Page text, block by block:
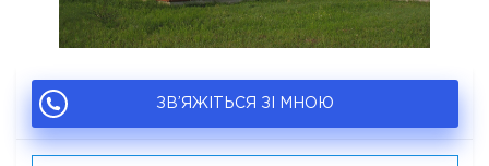
ЗВ’ЯЖІТЬСЯ ЗІ МНОЮ